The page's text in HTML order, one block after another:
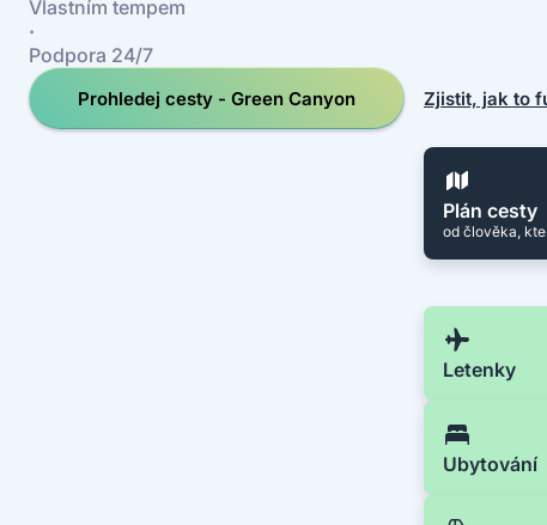
Vlastním tempem
·
Podpora 24/7
Prohledej cesty - Green Canyon Zjistit, jak to
Plán cesty
od člověka,
Letenky
Ubytování